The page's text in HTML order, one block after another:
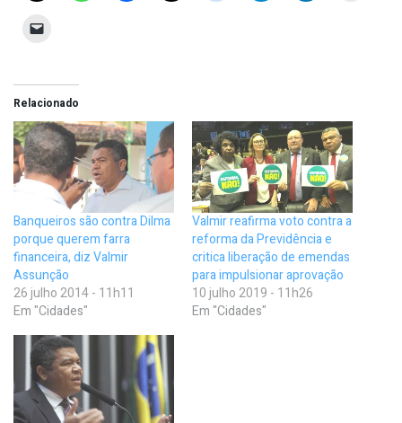
Relacionado
Banqueiros são contra Dilma
porque querem farra
financeira, diz Valmir
Assunção
26 julho 2014 - 11h11
Em "Cidades"
Valmir reafirma voto contra a
reforma da Previdência e
critica liberação de emendas
para impulsionar aprovação
10 julho 2019 - 11h26
Em "Cidades"